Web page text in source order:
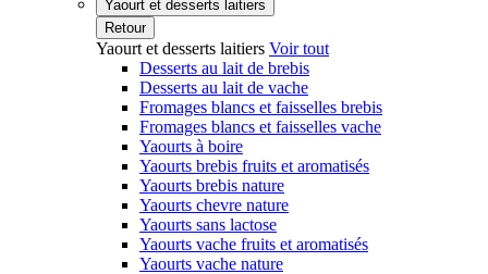
Yaourt et desserts laitiers
Retour
Yaourt et desserts laitiers Voir tout
Desserts au lait de brebis
Desserts au lait de vache
Fromages blancs et faisselles brebis
Fromages blancs et faisselles vache
Yaourts à boire
Yaourts brebis fruits et aromatisés
Yaourts brebis nature
Yaourts chevre nature
Yaourts sans lactose
Yaourts vache fruits et aromatisés
Yaourts vache nature